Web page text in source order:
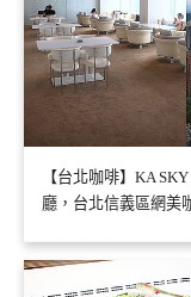
【台北咖啡】KA
廳，台北信義區網美